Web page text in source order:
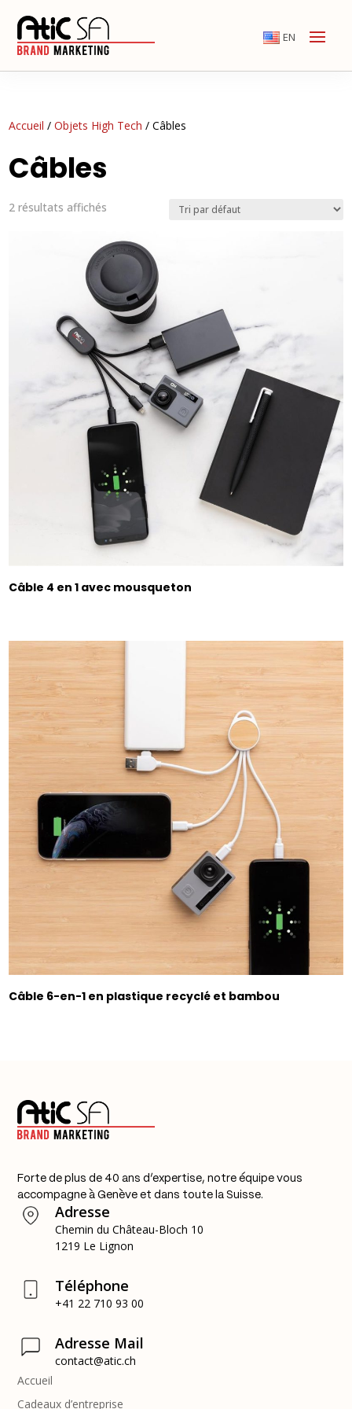
EN
Accueil /Objets High Tech / Câbles
Câbles
2 résultats affichés
Câble 4 en 1 avec mousqueton
Câble 6-en-1 en plastique recyclé et bambou
Forte de plus de 40 ans d’expertise, notre équipe vous
accompagne à Genève et dans toute la Suisse.
Accueil
Cadeaux d’entreprise
Adresse
Chemin du Château-Bloch 10
1219 Le Lignon
Téléphone
+41 22 710 93 00
Adresse Mail
contact@atic.ch